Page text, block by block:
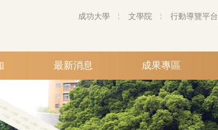
成功大學 文學院 行動導覽平台
最新消息 成果專區